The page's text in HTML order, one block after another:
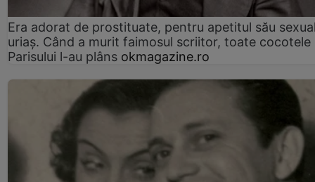
Era adorat de prostituate, pentru apetitul său
uriaș. Când a murit faimosul scriitor, toate cocotele
Parisului l-au plâns okmagazine.ro